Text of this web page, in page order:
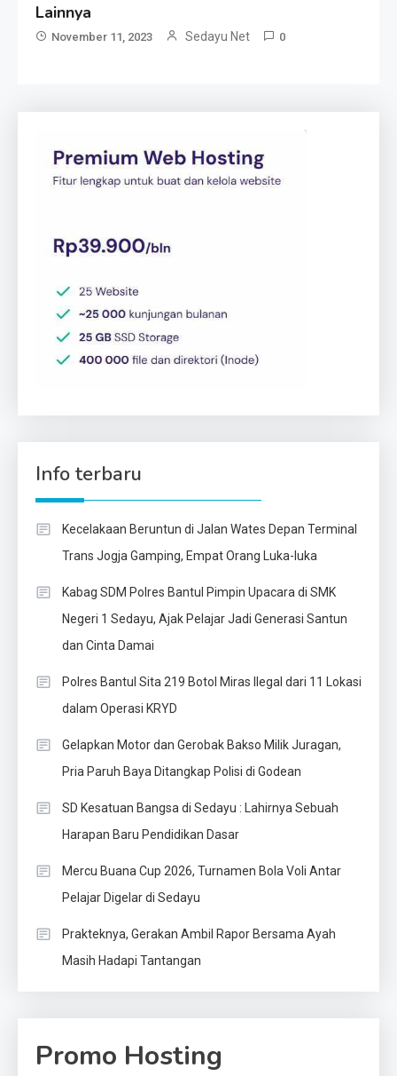
Lainnya
November 11, 2023 Sedayu Net 0
Info terbaru
Kecelakaan Beruntun di Jalan Wates Depan Terminal
Trans Jogja Gamping, Empat Orang Luka-luka
Kabag SDM Polres Bantul Pimpin Upacara di SMK
Negeri 1 Sedayu, Ajak Pelajar Jadi Generasi Santun
dan Cinta Damai
Polres Bantul Sita 219 Botol Miras Ilegal dari 11 Lokasi
dalam Operasi KRYD
Gelapkan Motor dan Gerobak Bakso Milik Juragan,
Pria Paruh Baya Ditangkap Polisi di Godean
SD Kesatuan Bangsa di Sedayu : Lahirnya Sebuah
Harapan Baru Pendidikan Dasar
Mercu Buana Cup 2026, Turnamen Bola Voli Antar
Pelajar Digelar di Sedayu
Prakteknya, Gerakan Ambil Rapor Bersama Ayah
Masih Hadapi Tantangan
Promo Hosting